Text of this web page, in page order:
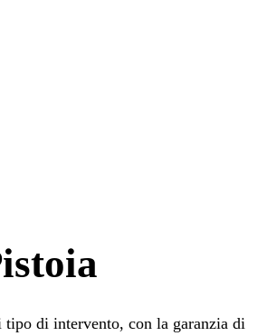
di intervento, con la garanzia di